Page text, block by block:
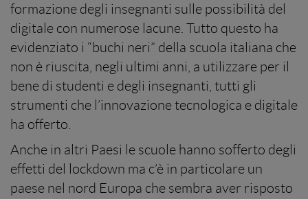
formazione degli insegnanti sulle possibilità del
digitale con numerose lacune. Tutto questo ha
evidenziato i “buchi neri” della scuola italiana che
non è riuscita, negli ultimi anni, a utilizzare per il
bene di studenti e degli insegnanti, tutti gli
strumenti che l’innovazione tecnologica e digitale
ha offerto.
Anche in altri Paesi le scuole hanno sofferto degli
effetti del lockdown ma c’è in particolare un
paese nel nord Europa che sembra aver risposto